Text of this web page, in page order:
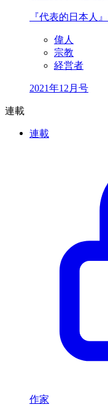
『代表的日本人』
偉人
宗教
経営者
2021年12月号
連載
連載
作家